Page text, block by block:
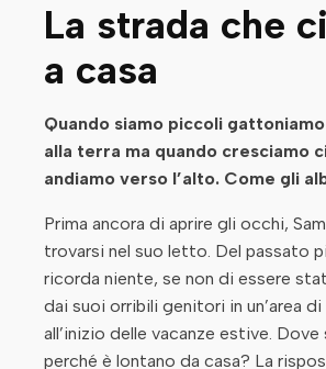
La strada che
a casa
Quando siamo piccoli
alla terra ma quando cresciamo
andiamo verso l’alto. Come gli
Prima ancora di aprire gli occhi,
trovarsi nel suo letto. Del passato
ricorda niente, se non di essere
dai suoi orribili genitori in un’area
all’inizio delle vacanze estive.
perché è lontano da casa? La